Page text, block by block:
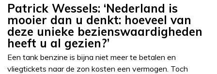
Patrick Wessels: ‘Nederland is
mooier dan u denkt: hoeveel van
deze unieke bezienswaardigheden
heeft u al gezien?’
Een tank benzine is bijna niet meer te betalen en
vliegtickets naar de zon kosten een vermogen. Toch